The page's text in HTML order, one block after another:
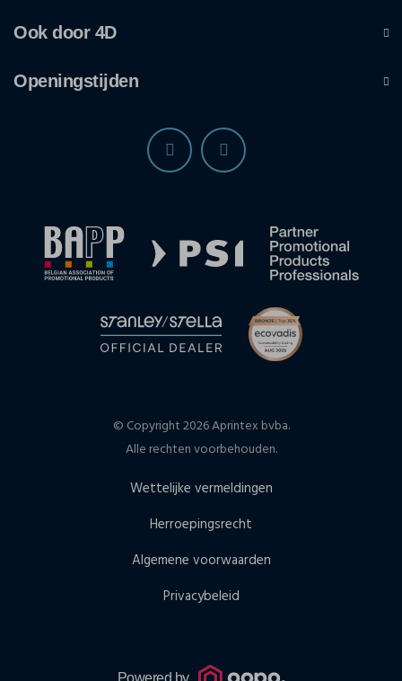
Ook door 4D
Openingstijden
© Copyright 2026 Aprintex bvba.
Alle rechten voorbehouden.
Wettelijke vermeldingen
Herroepingsrecht
Algemene voorwaarden
Privacybeleid